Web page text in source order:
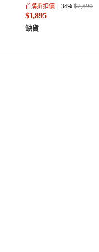
首購折扣價 34%$2,890
$1,895
缺貨